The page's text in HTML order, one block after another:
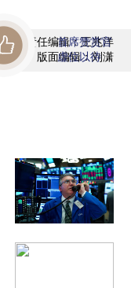
责任编辑：王兆洋
版面编辑：刘潇
首席赞赏官
虚位以待